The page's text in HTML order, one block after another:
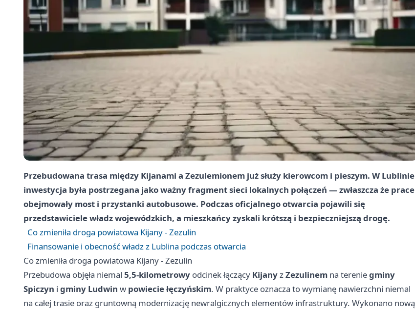
Przebudowana trasa między Kijanami a Zezulemionem już służy kierowcom i pieszym. W Lublinie
inwestycja była postrzegana jako ważny fragment sieci lokalnych połączeń — zwłaszcza że prace
obejmowały most i przystanki autobusowe. Podczas oficjalnego otwarcia pojawili się
przedstawiciele władz wojewódzkich, a mieszkańcy zyskali krótszą i bezpieczniejszą drogę.
Co zmieniła droga powiatowa Kijany - Zezulin
Finansowanie i obecność władz z Lublina podczas otwarcia
Co zmieniła droga powiatowa Kijany - Zezulin
Przebudowa objęła niemal 5,5-kilometrowy odcinek łączący KijanyzZezulinem na tereniegminy
Spiczyn i gminy Ludwin w powiecie łęczyńskim. W praktyce oznacza to wymianę nawierzchni niemal
na całej trasie oraz gruntowną modernizację newralgicznych elementów infrastruktury. Wykonano nową